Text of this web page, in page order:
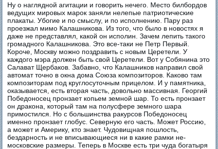
Ну о наглядной агитации и говорить нечего. Место билбордов
ведущих мировых марок заняли нелепые патриотические
плакаты. Убогие и по смыслу, и по исполнению. Пару раз
проезжал мимо Калашникова. Из того, что было в новостях я
даже не представлял, какой он исполин. Зачем лепить такого
громадного Калашникова. Это все-таки не Петр Первый.
Короче, Москву можно поздравить с новым Церетели. У
каждого мэра должен быть свой Церетели. Вот у Собянина это
Салават Щербаков. Забавно, что Калашников направил свой
автомат точно в окна дома Союза композиторов. Каково там
композиторам под круглосуточным прицелом. И у памятника,
оказывается, есть вторая часть, довольно массивная. Георгий
Победоносец пронзает копьем земной шар. То есть пронзает
он дракона, который там на полусфере земного шара
примостился. Но с большинства ракурсов Победоносец
именно пронзает глобус. Северную его часть. Может Россию,
а может и Америку, кто знает. Чудовищная пошлость,
бездарность и не вписывающиеся ни в какие рамки не-
московские размеры. Теперь в Москве есть три чуда богатыря